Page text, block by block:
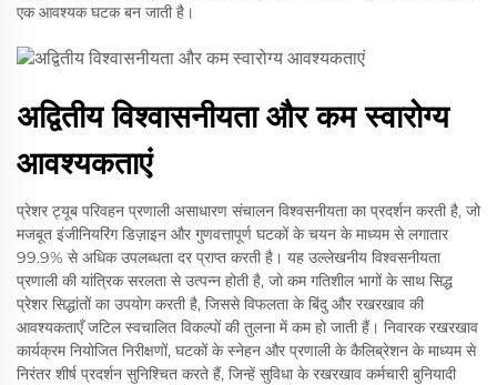
एक आवश्यक घटक बन जाती है।
अद्वितीय विश्वासनीयता और कम स्वारोग्य
आवश्यकताएं
प्रेशर ट्यूब परिवहन प्रणाली असाधारण संचालन विश्वसनीयता का प्रदर्शन करती है, जो
मजबूत इंजीनियरिंग डिज़ाइन और गुणवत्तापूर्ण घटकों के चयन के माध्यम से लगातार
99.9% से अधिक उपलब्धता दर प्राप्त करती है। यह उल्लेखनीय विश्वसनीयता
प्रणाली की यांत्रिक सरलता से उत्पन्न होती है, जो कम गतिशील भागों के साथ सिद्ध
प्रेशर सिद्धांतों का उपयोग करती है, जिससे विफलता के बिंदु और रखरखाव की
आवश्यकताएँ जटिल स्वचालित विकल्पों की तुलना में कम हो जाती हैं। निवारक रखरखाव
कार्यक्रम नियोजित निरीक्षणों, घटकों के स्नेहन और प्रणाली के कैलिब्रेशन के माध्यम से
निरंतर शीर्ष प्रदर्शन सुनिश्चित करते हैं, जिन्हें सुविधा के रखरखाव कर्मचारी बुनियादी